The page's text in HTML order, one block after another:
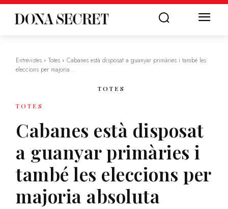
Entrevistes Totes
Cabanes està disposat a guanyar primàries i també les
eleccions per majoria...
TOTES
TOTES
Cabanes està disposat
a guanyar primàries i
també les eleccions per
majoria absoluta